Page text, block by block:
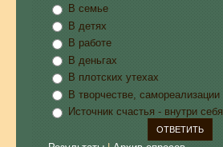
В семье
В детях
В работе
В деньгах
В плотских утехах
В творчестве, самореализации
Источник счастья - внутри себя